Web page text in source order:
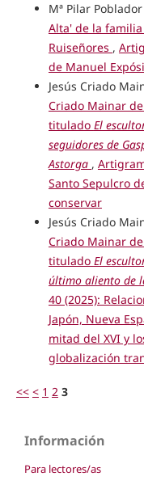
Mª Pilar
Alta' de la
Ruiseñores ,
de Manuel
Jesús Criado
Criado Mainar
titulado El
seguidores de
Astorga ,
Santo Sepulcro
conservar
Jesús Criado
Criado Mainar
titulado El
último aliento de
40 (2025):
Japón, Nueva
mitad del XVI y
globalización
<< < 1 2 3
Información
Para lectores/as